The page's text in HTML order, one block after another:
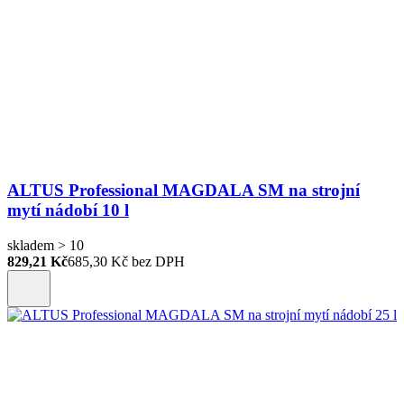
ALTUS Professional MAGDALA SM na strojní
mytí nádobí 10 l
skladem > 10
829,21 Kč685,30 Kč bez DPH